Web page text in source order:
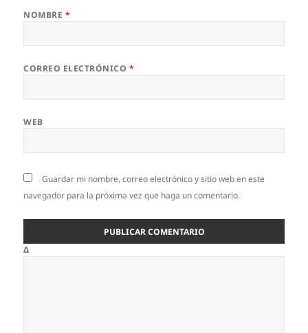
NOMBRE *
CORREO ELECTRÓNICO *
WEB
Guardar mi nombre, correo electrónico y sitio web en este
navegador para la próxima vez que haga un comentario.
Δ